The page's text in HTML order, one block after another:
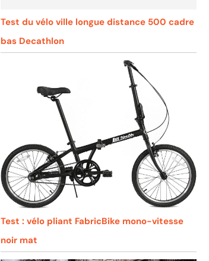
Test du vélo ville longue distance 500 cadre
bas Decathlon
Test : vélo pliant FabricBike mono-vitesse
noir mat